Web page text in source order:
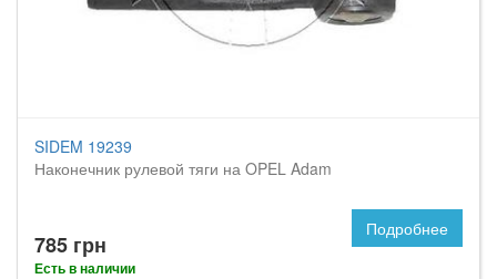
SIDEM 19239
Наконечник рулевой тяги на OPEL Adam
785 грн
Есть в наличии
Подробнее